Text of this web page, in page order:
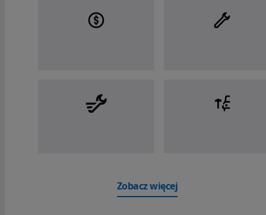
Zobacz więcej